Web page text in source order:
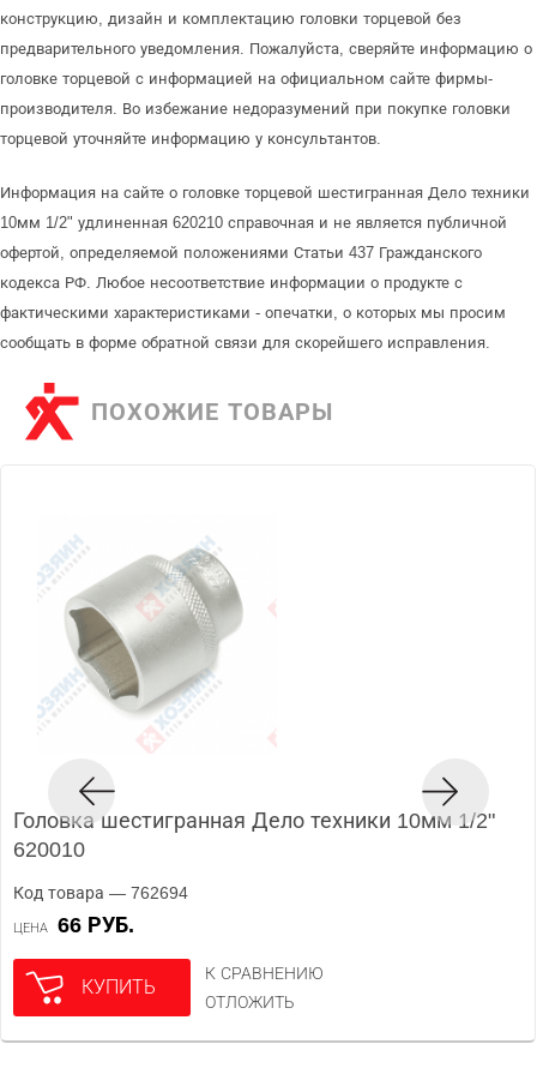
конструкцию, дизайн и комплектацию головки торцевой без
предварительного уведомления. Пожалуйста, сверяйте информацию о
головке торцевой с информацией на официальном сайте фирмы-
производителя. Во избежание недоразумений при покупке головки
торцевой уточняйте информацию у консультантов.
Информация на сайте о головке торцевой шестигранная Дело техники
10мм 1/2" удлиненная 620210 справочная и не является публичной
офертой, определяемой положениями Статьи 437 Гражданского
кодекса РФ. Любое несоответствие информации о продукте с
фактическими характеристиками - опечатки, о которых мы просим
сообщать в форме обратной связи для скорейшего исправления.
ПОХОЖИЕ ТОВАРЫ
Головка шестигранная Дело техники 10мм 1/2"
620010
Код товара — 762694
ЦЕНА 66 РУБ.
КУПИТЬ
К СРАВНЕНИЮ
ОТЛОЖИТЬ